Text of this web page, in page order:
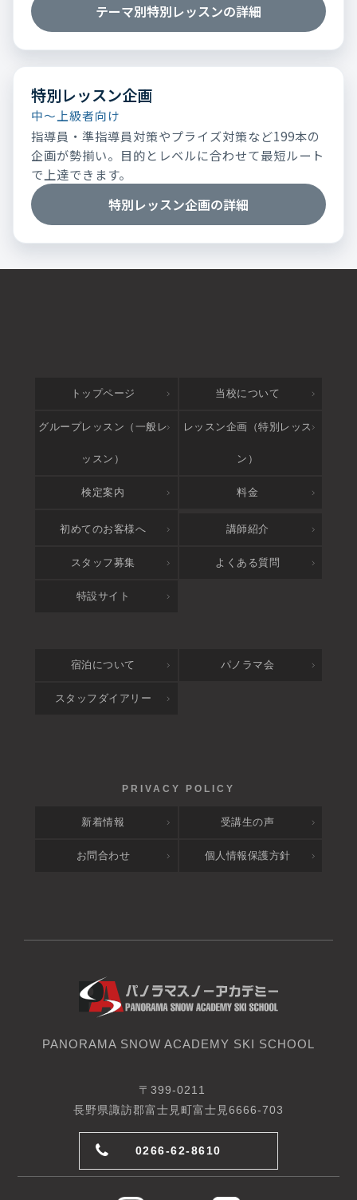
テーマ別特別レッスンの詳細
特別レッスン企画
中～上級者向け
指導員・準指導員対策やプライズ対策など199本の
企画が勢揃い。目的とレベルに合わせて最短ルート
で上達できます。
特別レッスン企画の詳細
トップページ 当校について
グループレッスン（一般レ
ッスン）
レッスン企画（特別レッス
ン）
検定案内 料金
アクセス
初めてのお客様へ 講師紹介
スタッフ募集 よくある質問
特設サイト
宿泊について パノラマ会
スタッフダイアリー
新着情報 受講生の声
お問合わせ 個人情報保護方針
PANORAMA SNOW ACADEMY SKI SCHOOL
〒399-0211
長野県諏訪郡富士見町富士見6666-703
0266-62-8610